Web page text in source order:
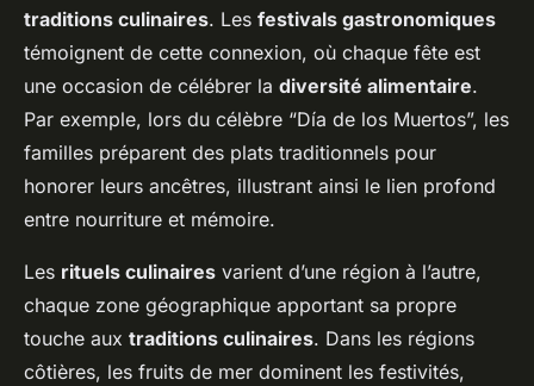
traditions culinaires. Les festivals gastronomiques
témoignent de cette connexion, où chaque fête est
une occasion de célébrer la diversité alimentaire.
Par exemple, lors du célèbre “Día de los Muertos”, les
familles préparent des plats traditionnels pour
honorer leurs ancêtres, illustrant ainsi le lien profond
entre nourriture et mémoire.
Les rituels culinaires varient d’une région à l’autre,
chaque zone géographique apportant sa propre
touche aux traditions culinaires. Dans les régions
côtières, les fruits de mer dominent les festivités,